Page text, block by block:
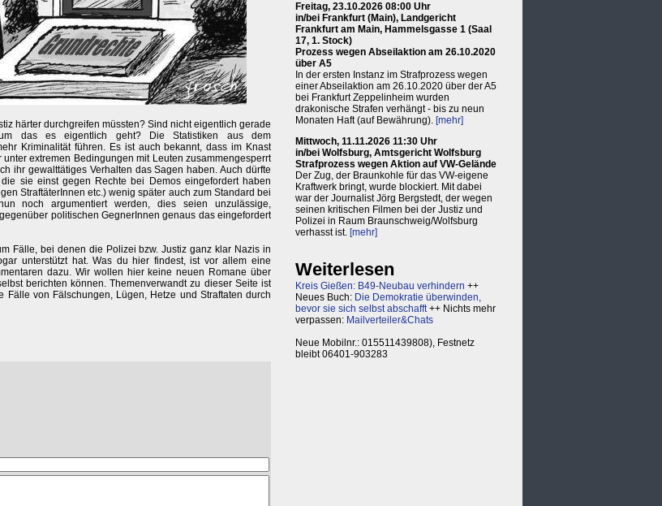
härter durchgreifen müssten? Sind nicht eigentlich gerade
das es eigentlich geht? Die Statistiken aus dem
Kriminalität führen. Es ist auch bekannt, dass im Knast
extremen Bedingungen mit Leuten zusammengesperrt
ihr gewalttätiges Verhalten das Sagen haben. Auch dürfte
sie einst gegen Rechte bei Demos eingefordert haben
StraftäterInnen etc.) wenig später auch zum Standard bei
noch argumentiert werden, dies seien unzulässige,
politischen GegnerInnen genaus das eingefordert
Fälle, bei denen die Polizei bzw. Justiz ganz klar Nazis in
unterstützt hat. Was du hier findest, ist vor allem eine
dazu. Wir wollen hier keine neuen Romane über
berichten können. Themenverwandt zu dieser Seite ist
Fälle von Fälschungen, Lügen, Hetze und Straftaten durch
Freitag, 23.10.2026 08:00 Uhr
in/bei Frankfurt (Main), Landgericht
Frankfurt am Main, Hammelsgasse 1 (Saal
17, 1. Stock)
Prozess wegen Abseilaktion am 26.10.2020
über A5
In der ersten Instanz im Strafprozess wegen
einer Abseilaktion am 26.10.2020 über der A5
bei Frankfurt Zeppelinheim wurden
drakonische Strafen verhängt - bis zu neun
Monaten Haft (auf Bewährung). [mehr]
Mittwoch, 11.11.2026 11:30 Uhr
in/bei Wolfsburg, Amtsgericht Wolfsburg
Strafprozess wegen Aktion auf VW-Gelände
Der Zug, der Braunkohle für das VW-eigene
Kraftwerk bringt, wurde blockiert. Mit dabei
war der Journalist Jörg Bergstedt, der wegen
seinen kritischen Filmen bei der Justiz und
Polizei in Raum Braunschweig/Wolfsburg
verhasst ist. [mehr]
Weiterlesen
Kreis Gießen: B49-Neubau verhindern ++
Neues Buch: Die Demokratie überwinden,
bevor sie sich selbst abschafft++ Nichts mehr
verpassen: Mailverteiler&Chats
Neue Mobilnr.: 015511439808), Festnetz
bleibt 06401-903283